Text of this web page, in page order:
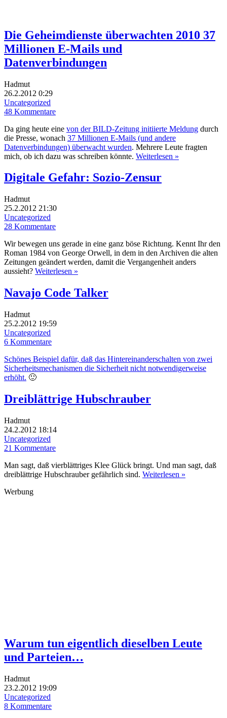
Die Geheimdienste überwachten 2010 37
Millionen E-Mails und
Datenverbindungen
Hadmut
26.2.2012 0:29
Uncategorized
48 Kommentare
Da ging heute eine von der BILD-Zeitung initiierte Meldung durch
die Presse, wonach 37 Millionen E-Mails (und andere
Datenverbindungen) überwacht wurden. Mehrere Leute fragten
mich, ob ich dazu was schreiben könnte. Weiterlesen »
Digitale Gefahr: Sozio-Zensur
Hadmut
25.2.2012 21:30
Uncategorized
28 Kommentare
Wir bewegen uns gerade in eine ganz böse Richtung. Kennt Ihr den
Roman 1984 von George Orwell, in dem in den Archiven die alten
Zeitungen geändert werden, damit die Vergangenheit anders
aussieht? Weiterlesen »
Navajo Code Talker
Hadmut
25.2.2012 19:59
Uncategorized
6 Kommentare
Schönes Beispiel dafür, daß das Hintereinanderschalten von zwei
Sicherheitsmechanismen die Sicherheit nicht notwendigerweise
erhöht. 🙂
Dreiblättrige Hubschrauber
Hadmut
24.2.2012 18:14
Uncategorized
21 Kommentare
Man sagt, daß vierblättriges Klee Glück bringt. Und man sagt, daß
dreiblättrige Hubschrauber gefährlich sind. Weiterlesen »
Werbung
Warum tun eigentlich dieselben Leute
und Parteien…
Hadmut
23.2.2012 19:09
Uncategorized
8 Kommentare